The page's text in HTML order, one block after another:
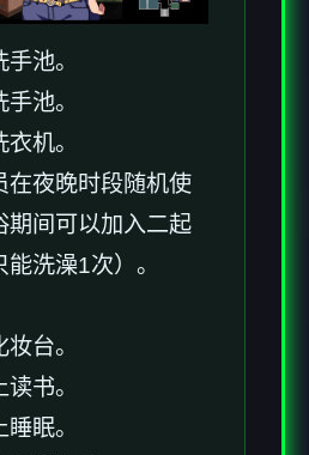
池。
池。
机。
在夜晚时段随机使
期间可以加入二起
洗澡1次）。
台。
书。
眠。